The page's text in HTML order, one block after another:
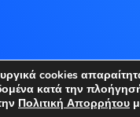
cookies
κατά την
Πολιτική Απορρήτου